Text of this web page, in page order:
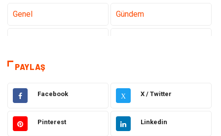
Genel Gündem
Sağlık
Dekorasyon Elektrik Elektronik
Ulaşım ve Taşımacılık Alışveriş
PAYLAŞ
Facebook X X / Twitter
Pinterest Linkedin